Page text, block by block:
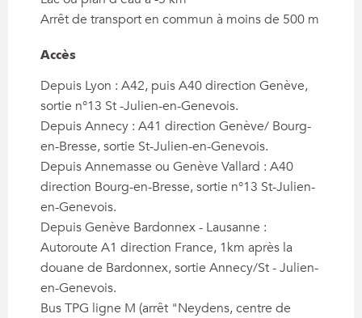
Arrêt de transport en commun à moins de 500 m
Accès
Accès
Depuis Lyon : A42, puis A40 direction Genève,
sortie n°13 St -Julien-en-Genevois.
Depuis Annecy : A41 direction Genève/ Bourg-
en-Bresse, sortie St-Julien-en-Genevois.
Depuis Annemasse ou Genève Vallard : A40
direction Bourg-en-Bresse, sortie n°13 St-Julien-
en-Genevois.
Depuis Genève Bardonnex - Lausanne :
Autoroute A1 direction France, 1km après la
douane de Bardonnex, sortie Annecy/St - Julien-
en-Genevois.
Bus TPG ligne M (arrêt "Neydens, centre de